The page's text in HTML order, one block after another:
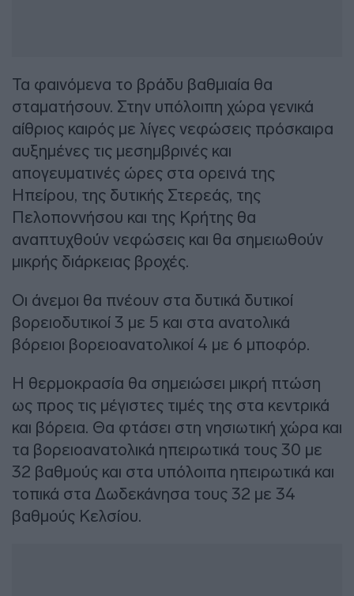
Τα φαινόμενα το βράδυ βαθμιαία θα
σταματήσουν. Στην υπόλοιπη χώρα γενικά
αίθριος καιρός με λίγες νεφώσεις πρόσκαιρα
αυξημένες τις μεσημβρινές και
απογευματινές ώρες στα ορεινά της
Ηπείρου, της δυτικής Στερεάς, της
Πελοποννήσου και της Κρήτης θα
αναπτυχθούν νεφώσεις και θα σημειωθούν
μικρής διάρκειας βροχές.
Οι άνεμοι θα πνέουν στα δυτικά δυτικοί
βορειοδυτικοί 3 με 5 και στα ανατολικά
βόρειοι βορειοανατολικοί 4 με 6 μποφόρ.
Η θερμοκρασία θα σημειώσει μικρή πτώση
ως προς τις μέγιστες τιμές της στα κεντρικά
και βόρεια. Θα φτάσει στη νησιωτική χώρα και
τα βορειοανατολικά ηπειρωτικά τους 30 με
32 βαθμούς και στα υπόλοιπα ηπειρωτικά και
τοπικά στα Δωδεκάνησα τους 32 με 34
βαθμούς Κελσίου.